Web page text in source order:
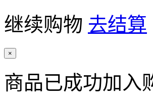
继续购物 去结算
×
商品已成功加入